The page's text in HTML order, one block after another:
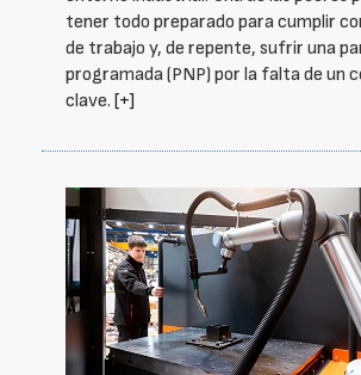
tener todo preparado para cumplir
de trabajo y, de repente, sufrir una
programada (PNP) por la falta de un
clave. [+]